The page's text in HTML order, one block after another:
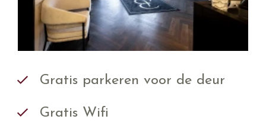
Gratis parkeren voor de deur
Gratis Wifi